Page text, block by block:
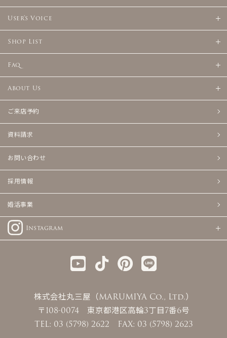
User's Voice
Shop List
Faq
About Us
ご来店予約
資料請求
お問い合わせ
採用情報
婚活事業
Instagram
株式会社丸三屋（MARUMIYA Co., Ltd.）
〒108-0074 東京都港区高輪3丁目7番6号
TEL: 03 (5798) 2622 FAX: 03 (5798) 2623